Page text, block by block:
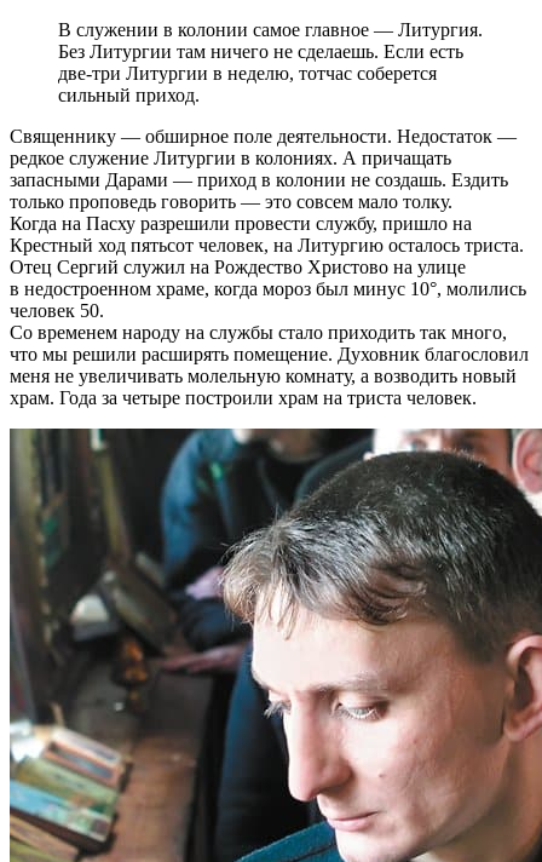
В служении в колонии самое главное — Литургия.
Без Литургии там ничего не сделаешь. Если есть
две-три Литургии в неделю, тотчас соберется
сильный приход.
Священнику — обширное поле деятельности. Недостаток —
редкое служение Литургии в колониях. А причащать
запасными Дарами — приход в колонии не создашь. Ездить
только проповедь говорить — это совсем мало толку.
Когда на Пасху разрешили провести службу, пришло на
Крестный ход пятьсот человек, на Литургию осталось триста.
Отец Сергий служил на Рождество Христово на улице
в недостроенном храме, когда мороз был минус 10°, молились
человек 50.
Со временем народу на службы стало приходить так много,
что мы решили расширять помещение. Духовник благословил
меня не увеличивать молельную комнату, а возводить новый
храм. Года за четыре построили храм на триста человек.